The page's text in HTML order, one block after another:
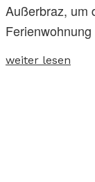
Außerbraz, um
weiter lesen